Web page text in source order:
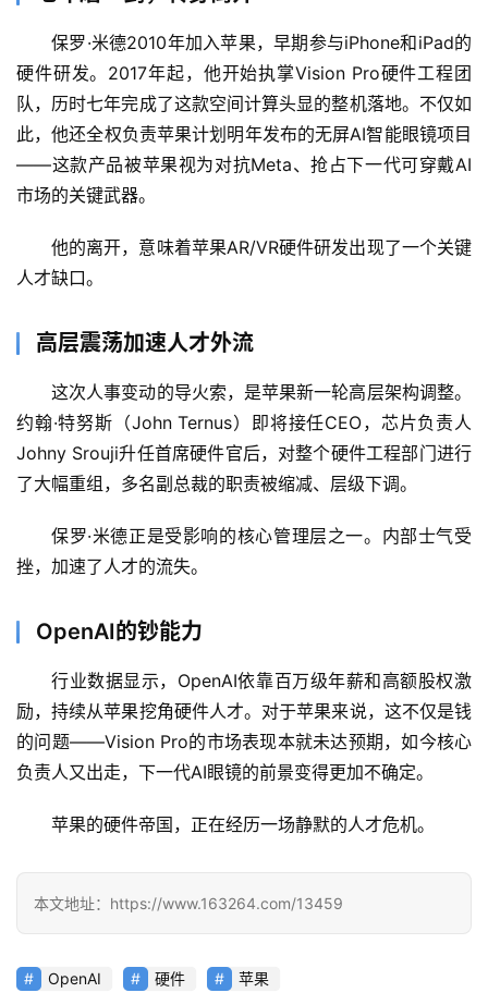
报
开
目
行
文
教
程
保罗·米德2010年加入苹果，早期参与iPhone和iPad的
硬件研发。2017年起，他开始执掌Vision Pro硬件工程团
队，历时七年完成了这款空间计算头显的整机落地。不仅如
此，他还全权负责苹果计划明年发布的无屏AI智能眼镜项目
——这款产品被苹果视为对抗Meta、抢占下一代可穿戴AI
市场的关键武器。
他的离开，意味着苹果AR/VR硬件研发出现了一个关键
人才缺口。
高层震荡加速人才外流
这次人事变动的导火索，是苹果新一轮高层架构调整。
约翰·特努斯（John Ternus）即将接任CEO，芯片负责人
Johny Srouji升任首席硬件官后，对整个硬件工程部门进行
了大幅重组，多名副总裁的职责被缩减、层级下调。
保罗·米德正是受影响的核心管理层之一。内部士气受
挫，加速了人才的流失。
OpenAI的钞能力
行业数据显示，OpenAI依靠百万级年薪和高额股权激
励，持续从苹果挖角硬件人才。对于苹果来说，这不仅是钱
的问题——Vision Pro的市场表现本就未达预期，如今核心
负责人又出走，下一代AI眼镜的前景变得更加不确定。
苹果的硬件帝国，正在经历一场静默的人才危机。
本文地址：https://www.163264.com/13459
OpenAI 硬件 苹果